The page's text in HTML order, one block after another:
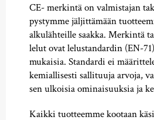
CE- merkintä on valmistajan
pystymme jäljittämään
alkulähteille saakka. Merkintä
lelut ovat lelustandardin (EN-
mukaisia. Standardi ei
kemiallisesti sallituuja arvoja,
sen ulkoisia ominaisuuksia ja
Kaikki tuotteemme kootaan